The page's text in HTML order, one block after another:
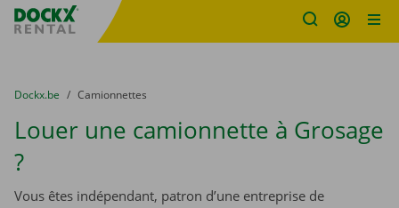
sitename
You are here:
du
Dockx.be to
Camionnettes
Louer une camionnette à Grosage
?
Vous êtes indépendant, patron d’une entreprise de